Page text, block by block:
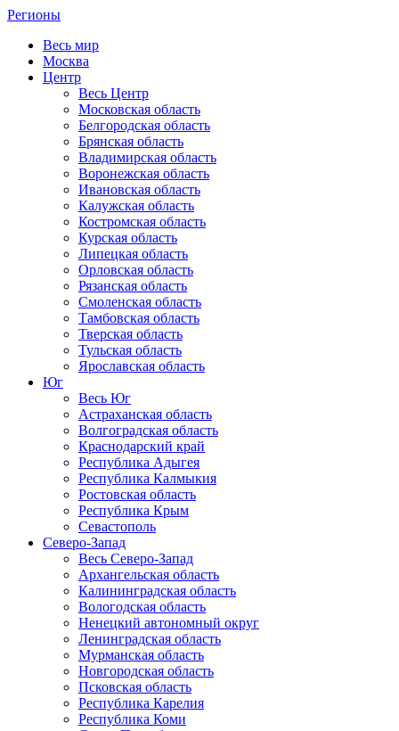
Регионы
Весь мир
Москва
Центр
Весь Центр
Московская область
Белгородская область
Брянская область
Владимирская область
Воронежская область
Ивановская область
Калужская область
Костромская область
Курская область
Липецкая область
Орловская область
Рязанская область
Смоленская область
Тамбовская область
Тверская область
Тульская область
Ярославская область
Юг
Весь Юг
Астраханская область
Волгоградская область
Краснодарский край
Республика Адыгея
Республика Калмыкия
Ростовская область
Республика Крым
Севастополь
Северо-Запад
Весь Северо-Запад
Архангельская область
Калининградская область
Вологодская область
Ненецкий автономный округ
Ленинградская область
Мурманская область
Новгородская область
Псковская область
Республика Карелия
Республика Коми